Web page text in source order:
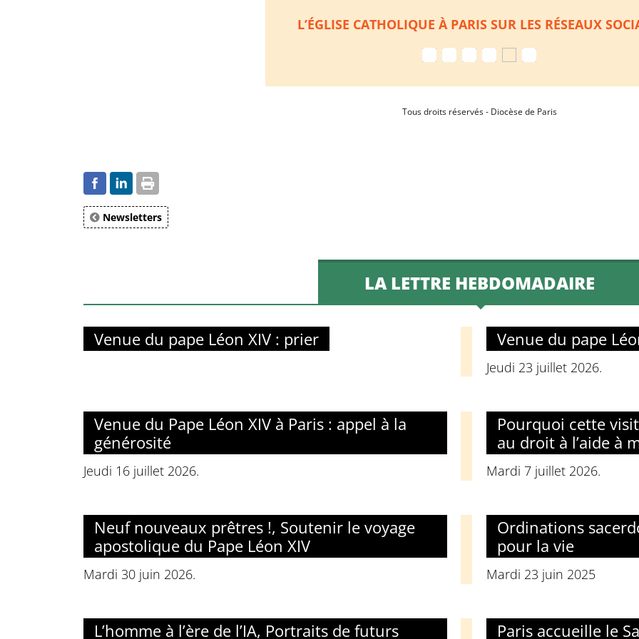
L’ÉGLISE CATHOLIQUE À PARIS SUR LES RÉSEAUX
Tous droits réservés - Diocèse de Paris
Newsletters
LA LETTRE HEBDOMADAIRE
Venue du pape Léon XIV : prier Venue du pape
Jeudi 23 juillet 2026.
Venue du Pape Léon XIV à Paris : appel à la
générosité
Jeudi 16 juillet 2026.
Pourquoi cette
au droit à l’aide à
Mardi 7 juillet 2026.
Neuf nouveaux prêtres !, Soutenir le voyage
apostolique du Pape Léon XIV
Mardi 30 juin 2026.
Ordinations
pour la vie
Mardi 23 juin 2025
L’homme à l’ère de l’IA, Portraits de futurs
Paris accueille le